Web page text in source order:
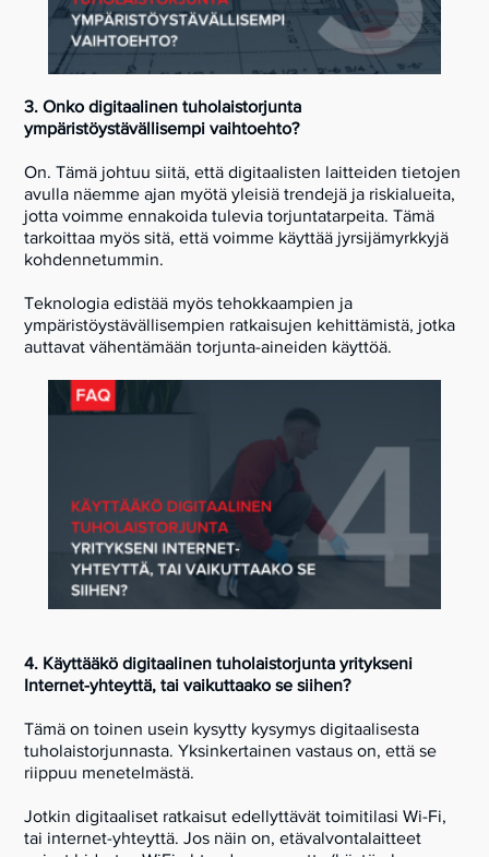
3. Onko digitaalinen tuholaistorjunta
ympäristöystävällisempi vaihtoehto?
On. Tämä johtuu siitä, että digitaalisten laitteiden tietojen
avulla näemme ajan myötä yleisiä trendejä ja riskialueita,
jotta voimme ennakoida tulevia torjuntatarpeita. Tämä
tarkoittaa myös sitä, että voimme käyttää jyrsijämyrkkyjä
kohdennetummin.
Teknologia edistää myös tehokkaampien ja
ympäristöystävällisempien ratkaisujen kehittämistä, jotka
auttavat vähentämään torjunta-aineiden käyttöä.
4. Käyttääkö digitaalinen tuholaistorjunta yritykseni
Internet-yhteyttä, tai vaikuttaako se siihen?
Tämä on toinen usein kysytty kysymys digitaalisesta
tuholaistorjunnasta. Yksinkertainen vastaus on, että se
riippuu menetelmästä.
Jotkin digitaaliset ratkaisut edellyttävät toimitilasi Wi-Fi,
tai internet-yhteyttä. Jos näin on, etävalvontalaitteet